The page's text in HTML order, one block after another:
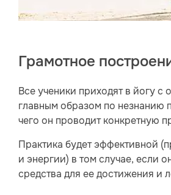
Грамотное
Все ученики приходят в йогу
главным образом по незнанию
чего он проводит конкретную
Практика будет эффективной
и энергии) в том случае, если
средства для ее достижения и